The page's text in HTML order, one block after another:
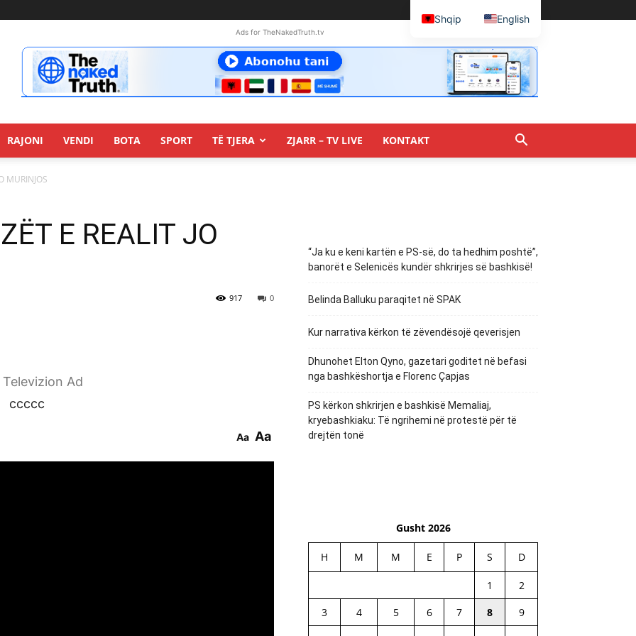
Ads for TheNakedTruth.tv
RAJONI VENDI BOTA SPORT TË TJERA ZJARR – TV LIVE KONTAKT
MURINJOS
E REALIT JO
0
917
Ad
ccccc
Aa Aa
“Ja ku e keni kartën e PS-së, do ta hedhim poshtë”,
banorët e Selenicës kundër shkrirjes së bashkisë!
Belinda Balluku paraqitet në SPAK
Kur narrativa kërkon të zëvendësojë qeverisjen
Dhunohet Elton Qyno, gazetari goditet në befasi
nga bashkëshortja e Florenc Çapjas
PS kërkon shkrirjen e bashkisë Memaliaj,
kryebashkiaku: Të ngrihemi në protestë për të
drejtën tonë
Gusht 2026
H M M E P S D
1
2
3
4 5 6 7 8
9
Shqip English